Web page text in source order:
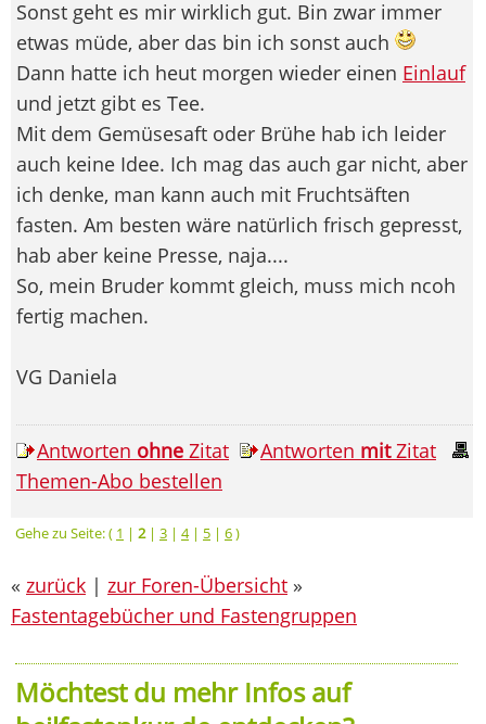
Sonst geht es mir wirklich gut. Bin zwar immer
etwas müde, aber das bin ich sonst auch
Dann hatte ich heut morgen wieder einen Einlauf
und jetzt gibt es Tee.
Mit dem Gemüsesaft oder Brühe hab ich leider
auch keine Idee. Ich mag das auch gar nicht, aber
ich denke, man kann auch mit Fruchtsäften
fasten. Am besten wäre natürlich frisch gepresst,
hab aber keine Presse, naja....
So, mein Bruder kommt gleich, muss mich ncoh
fertig machen.
VG Daniela
Antworten ohne Zitat Antworten mitZitat
Themen-Abo bestellen
Gehe zu Seite: ( 1 | 2| 3 | 4| 5 | 6)
« zurück | zur Foren-Übersicht »
Fastentagebücher und Fastengruppen
Möchtest du mehr Infos auf